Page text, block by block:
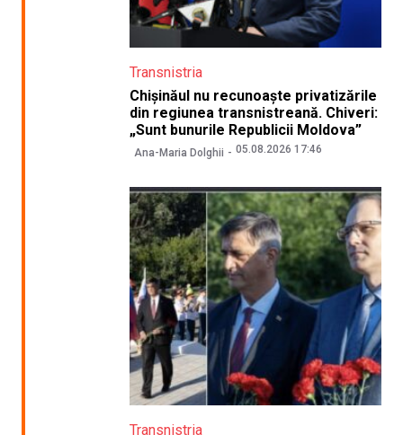
Transnistria
Chișinăul nu recunoaște privatizările
din regiunea transnistreană. Chiveri:
„Sunt bunurile Republicii Moldova”
Ana-Maria Dolghii 05.08.2026 17:46
Transnistria